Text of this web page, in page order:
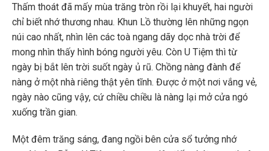
Thấm thoát đã mấy mùa trăng tròn rồi lại khuyết, hai người
chỉ biết nhớ thương nhau. Khun Lồ thường lên những ngọn
núi cao nhất, nhìn lên các toà ngang dãy dọc nhà trời để
mong nhìn thấy hình bóng người yêu. Còn U Tiệm thì từ
ngày bị bắt lên trời suốt ngày ủ rũ. Chồng nàng đành để
nàng ở một nhà riêng thật yên tĩnh. Được ở một nơi vắng vẻ,
ngày nào cũng vậy, cứ chiều chiều là nàng lại mở cửa ngó
xuống trần gian.
Một đêm trăng sáng, đang ngồi bên cửa sổ tưởng nhớ